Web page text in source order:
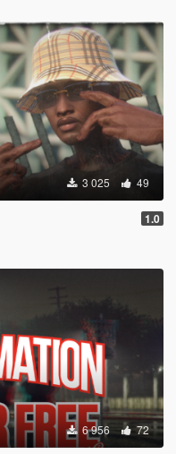
3 025 49
1.0
6 956 72